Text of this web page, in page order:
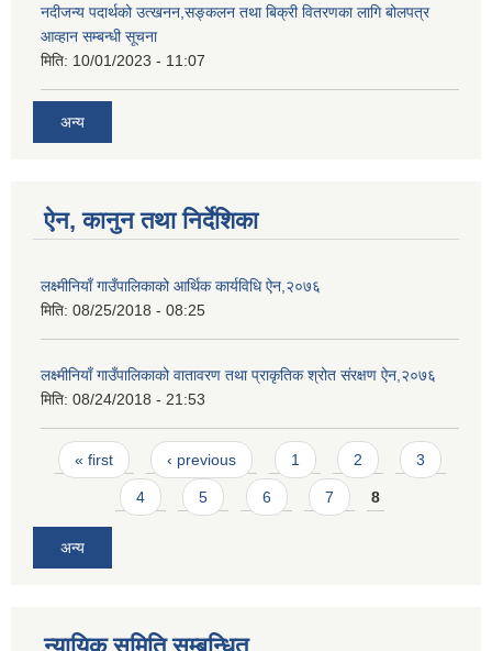
नदीजन्य पदार्थको उत्खनन,सङ्कलन तथा बिक्री वितरणका लागि बोलपत्र
आव्हान सम्बन्धी सूचना
मिति: 10/01/2023 - 11:07
अन्य
ऐन, कानुन तथा निर्देशिका
लक्ष्मीनियाँ गाउँपालिकाको आर्थिक कार्यविधि ऐन,२०७६
मिति: 08/25/2018 - 08:25
लक्ष्मीनियाँ गाउँपालिकाको वातावरण तथा प्राकृतिक श्रोत संरक्षण ऐन,२०७६
मिति: 08/24/2018 - 21:53
Pages
« first ‹ previous 1 2 3
4 5 6 7 8
अन्य